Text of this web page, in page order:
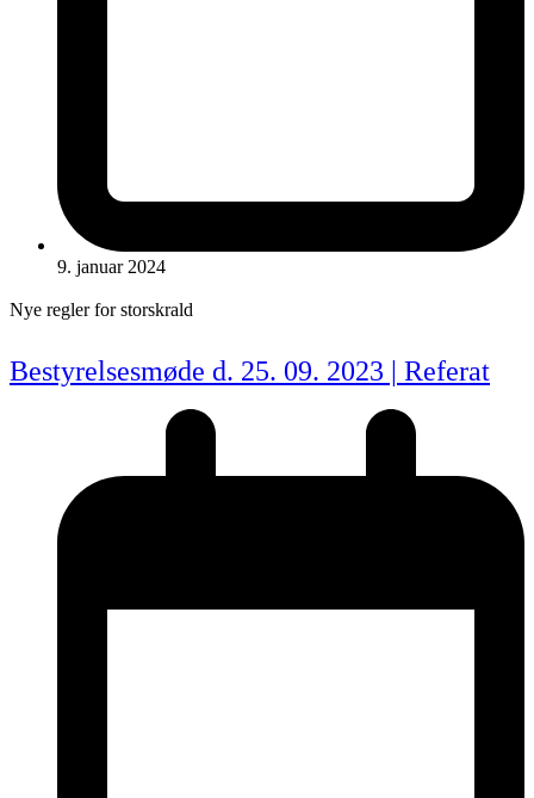
9. januar 2024
Nye regler for storskrald
Bestyrelsesmøde d. 25. 09. 2023 | Referat